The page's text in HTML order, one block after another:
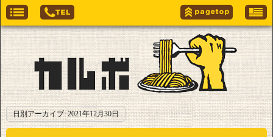
日別アーカイブ:2021年12月30日